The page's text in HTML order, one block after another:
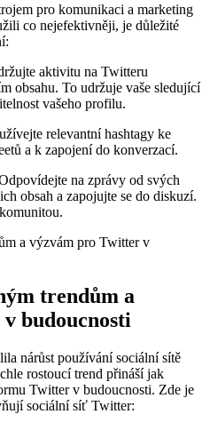
pro komunikaci a marketing
co nejefektivněji, je důležité
aktivitu na Twitteru
obsahu. To udržuje vaše sledující
vašeho profilu.
relevantní hashtagy ke
a k zapojení do konverzací.
na zprávy od svých
obsah a zapojujte se do diskuzí.
trendům a
budoucnosti
nárůst používání sociální sítě
rostoucí trend přináší jak
Twitter v budoucnosti. Zde je
sociální síť Twitter: